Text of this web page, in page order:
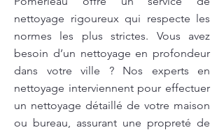
nettoyage rigoureux qui respecte les
normes les plus strictes. Vous avez
besoin d’un nettoyage en profondeur
dans votre ville ? Nos experts en
nettoyage interviennent pour effectuer
un nettoyage détaillé de votre maison
ou bureau, assurant une propreté de